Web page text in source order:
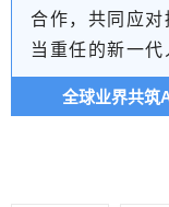
合作，共同应
当重任的新一代
全球业界共筑